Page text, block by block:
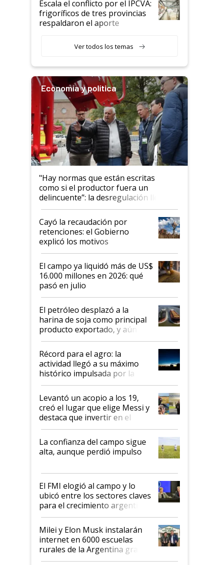
animales: "Mientras me
descalificaban, yo seguí
haciendo currículum"
Escala el conflicto por el IPCVA:
frigoríficos de tres provincias
respaldaron el aporte
Ver todos los temas
Economía y política
"Hay normas que están escritas
como si el productor fuera un
delincuente”: la desregulación llegó
al Congreso Aapresid y hasta se
habló del financiamiento al IPCVA
Cayó la recaudación por
retenciones: el Gobierno
explicó los motivos
El campo ya liquidó más de US$
16.000 millones en 2026: qué
pasó en julio
El petróleo desplazó a la
harina de soja como principal
producto exportado, y aún así
el agro aportó casi seis de cada
diez dólares y sostuvo el
liderazgo en un semestre
récord
Récord para el agro: la
actividad llegó a su máximo
histórico impulsada por la
cosecha y las exportaciones
Levantó un acopio a los 19,
creó el lugar que elige Messi y
destaca que invertir en el
kirchnerismo era como "darle
plata a un hijo para droga":
Juan Félix Rossetti, el libertario
que de una dura crisis salió
de Milei
La confianza del campo sigue
alta, aunque perdió impulso
El FMI elogió al campo y lo
ubicó entre los sectores claves
para el crecimiento argentino
Milei y Elon Musk instalarán
internet en 6000 escuelas
rurales de la Argentina gracias
a un acuerdo con Starlink